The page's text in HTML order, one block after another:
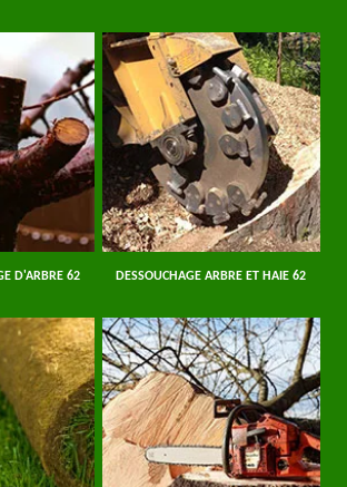
D'ARBRE 62 DESSOUCHAGE ARBRE ET HAIE 62